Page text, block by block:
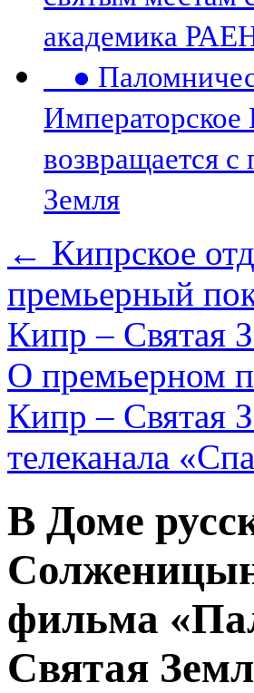
академика
●
Императорское
возвращается
Земля
← Кипрское
премьерный
Кипр – Святая
О премьерном
Кипр – Святая
телеканала
В Доме
фильма
Святая